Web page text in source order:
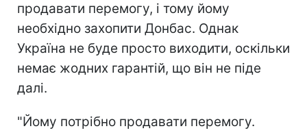
продавати перемогу, і тому йому
необхідно захопити Донбас. Однак
Україна не буде просто виходити, оскільки
немає жодних гарантій, що він не піде
далі.
"Йому потрібно продавати перемогу.